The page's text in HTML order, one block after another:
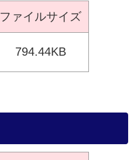
ファイルサイズ
794.44KB